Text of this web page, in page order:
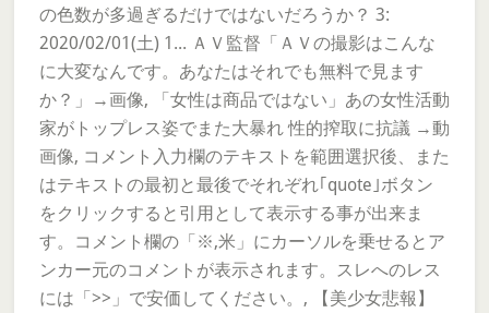
の色数が多過ぎるだけではないだろうか？ 3:
2020/02/01(土) 1... ＡＶ監督「ＡＶの撮影はこんな
に大変なんです。あなたはそれでも無料で見ます
か？」→画像, 「女性は商品ではない」あの女性活動
家がトップレス姿でまた大暴れ 性的搾取に抗議 →動
画像, コメント入力欄のテキストを範囲選択後、また
はテキストの最初と最後でそれぞれ｢quote｣ボタン
をクリックすると引用として表示する事が出来ま
す。コメント欄の「※,米」にカーソルを乗せるとア
ンカー元のコメントが表示されます。スレへのレス
には「>>」で安価してください。, 【美少女悲報】